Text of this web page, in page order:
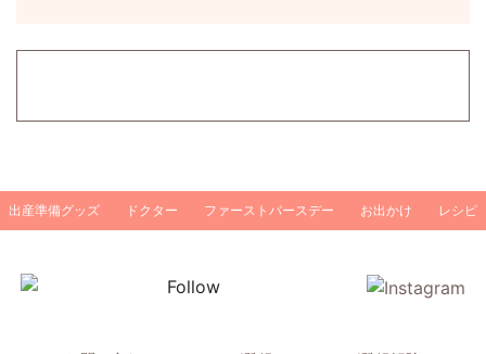
出産準備グッズ ドクター ファーストバースデー お出かけ レシピ